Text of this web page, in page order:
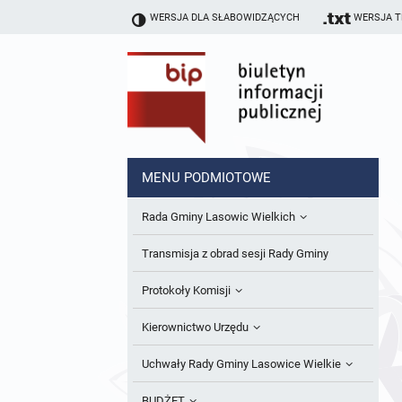
WERSJA DLA SŁABOWIDZĄCYCH WERSJA
MENU PODMIOTOWE
Rada Gminy Lasowic Wielkich
Sesje Rady Gminy
Skład Rady Gminy
Interpelacje i Zapytania Radnych
Komisje Rady Gminy i informacja o
Transmisja z obrad sesji Rady Gminy
Protokoły Komisji
Komisja Budżetu i Finansów
Komisja Oświatowa
Kierownictwo Urzędu
Wójt
Uchwały Rady Gminy Lasowice Wielkie